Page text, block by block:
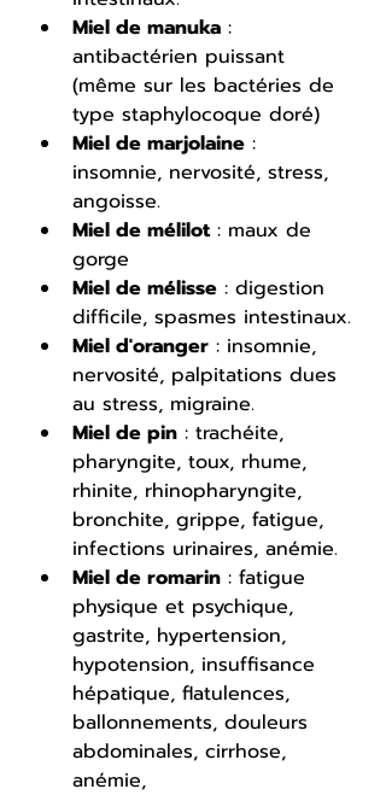
Miel de manuka :
antibactérien puissant
(même sur les bactéries de
type staphylocoque doré)
Miel de marjolaine :
insomnie, nervosité, stress,
angoisse.
Miel de mélilot : maux de
gorge
Miel de mélisse : digestion
difficile, spasmes intestinaux.
Miel d'oranger : insomnie,
nervosité, palpitations dues
au stress, migraine.
Miel de pin : trachéite,
pharyngite, toux, rhume,
rhinite, rhinopharyngite,
bronchite, grippe, fatigue,
infections urinaires, anémie.
Miel de romarin : fatigue
physique et psychique,
gastrite, hypertension,
hypotension, insuffisance
hépatique, flatulences,
ballonnements, douleurs
abdominales, cirrhose,
anémie,